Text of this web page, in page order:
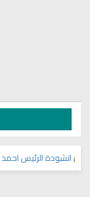
انشودة الرئيس احمد